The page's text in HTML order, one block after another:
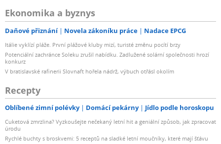
Ekonomika a byznys
Daňové přiznání Novela zákoníku práce Nadace EPCG
Itálie vyklízí pláže. První plážové kluby mizí, turisté změnu pocítí brzy
Potenciální zachránce Soleku zrušil nabídku. Zadlužené solární společnosti hrozí
konkurz
V bratislavské rafinerii Slovnaft hořela nádrž, výbuch otřásl okolím
Recepty
Oblíbené zimní polévky Domácí pekárny Jídlo podle horoskopu
Cuketová zmrzlina? Vyzkoušejte nečekaný letní hit a geniální způsob, jak zpracovat
úrodu
Rychlé buchty s broskvemi: 5 receptů na sladké letní moučníky, které mají šťávu